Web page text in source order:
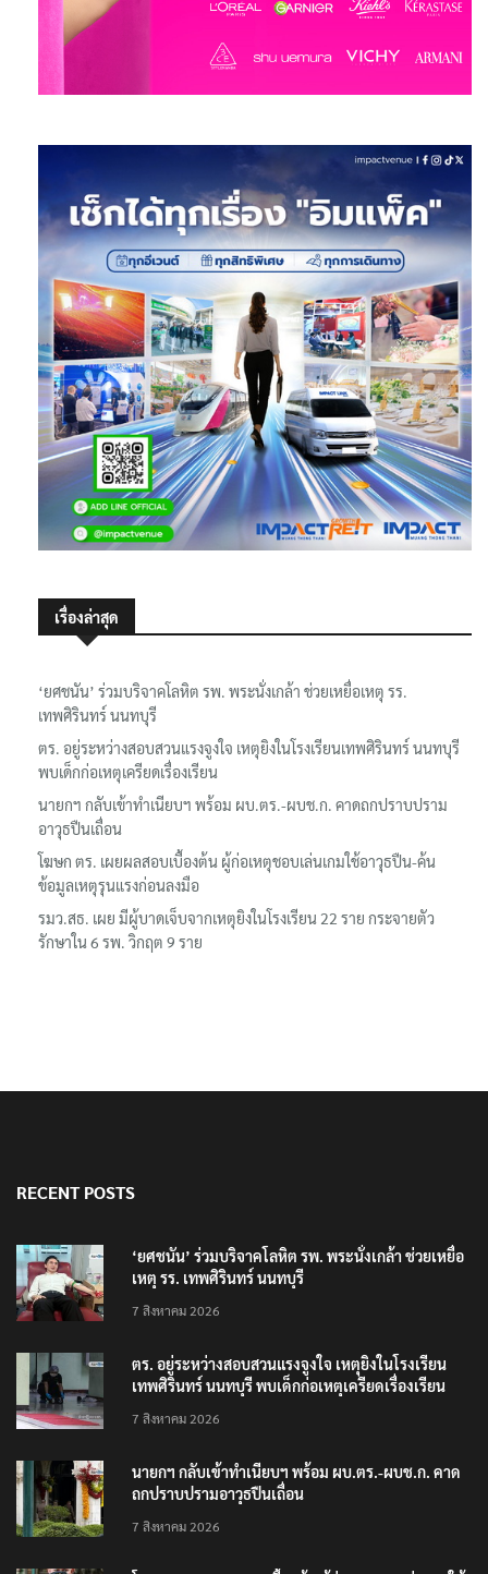
เรื่องล่าสุด
‘ยศชนัน’ ร่วมบริจาคโลหิต รพ. พระนั่งเกล้า ช่วยเหยื่อเหตุ รร.
เทพศิรินทร์ นนทบุรี
ตร. อยู่ระหว่างสอบสวนแรงจูงใจ เหตุยิงในโรงเรียนเทพศิรินทร์ นนทบุรี
พบเด็กก่อเหตุเครียดเรื่องเรียน
นายกฯ กลับเข้าทำเนียบฯ พร้อม ผบ.ตร.-ผบช.ก. คาดถกปราบปราม
อาวุธปืนเถื่อน
โฆษก ตร. เผยผลสอบเบื้องต้น ผู้ก่อเหตุชอบเล่นเกมใช้อาวุธปืน-ค้น
ข้อมูลเหตุรุนแรงก่อนลงมือ
รมว.สธ. เผย มีผู้บาดเจ็บจากเหตุยิงในโรงเรียน 22 ราย กระจายตัว
รักษาใน 6 รพ. วิกฤต 9 ราย
RECENT POSTS
‘ยศชนัน’ ร่วมบริจาคโลหิต รพ. พระนั่งเกล้า ช่วยเหยื่อ
เหตุ รร. เทพศิรินทร์ นนทบุรี
7 สิงหาคม 2026
ตร. อยู่ระหว่างสอบสวนแรงจูงใจ เหตุยิงในโรงเรียน
เทพศิรินทร์ นนทบุรี พบเด็กก่อเหตุเครียดเรื่องเรียน
7 สิงหาคม 2026
นายกฯ กลับเข้าทำเนียบฯ พร้อม ผบ.ตร.-ผบช.ก. คาด
ถกปราบปรามอาวุธปืนเถื่อน
7 สิงหาคม 2026